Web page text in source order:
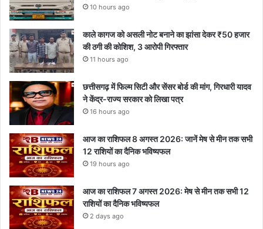
10 hours ago
काले कागज को असली नोट बनाने का झांसा देकर ₹50 हजार
की ठगी की कोशिश, 3 आरोपी गिरफ्तार
11 hours ago
छत्तीसगढ़ में फिल्म सिटी और सेंसर बोर्ड की मांग, गिरधारी यादव
ने केंद्र-राज्य सरकार को लिखा पत्र
16 hours ago
आज का राशिफल 8 अगस्त 2026: जानें मेष से मीन तक सभी
12 राशियों का दैनिक भविष्यफल
19 hours ago
आज का राशिफल 7 अगस्त 2026: मेष से मीन तक सभी 12
राशियों का दैनिक भविष्यफल
2 days ago